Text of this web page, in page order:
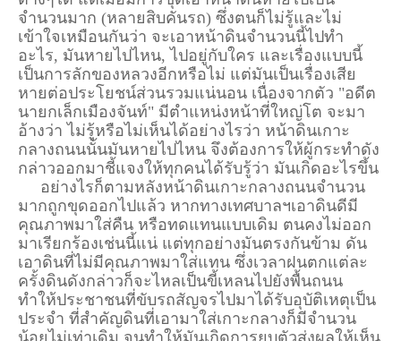
จำนวนมาก (หลายสิบคันรถ) ซึ่งตนก็ไม่รู้และไม่
เข้าใจเหมือนกันว่า จะเอาหน้าดินจำนวนนี้ไปทำ
อะไร, มันหายไปไหน, ไปอยู่กับใคร และเรื่องแบบนี้
เป็นการลักของหลวงอีกหรือไม่ แต่มันเป็นเรื่องเสีย
หายต่อประโยชน์ส่วนรวมแน่นอน เนื่องจากตัว "อดีต
นายกเล็กเมืองจันท์" มีตำแหน่งหน้าที่ใหญ่โต จะมา
อ้างว่า ไม่รู้หรือไม่เห็นได้อย่างไรว่า หน้าดินเกาะ
กลางถนนนั้นมันหายไปไหน จึงต้องการให้ผู้กระทำดัง
กล่าวออกมาชี้แจงให้ทุกคนได้รับรู้ว่า มันเกิดอะไรขึ้น
อย่างไรก็ตามหลังหน้าดินเกาะกลางถนนจำนวน
มากถูกขุดออกไปแล้ว หากทางเทศบาลฯเอาดินดีมี
คุณภาพมาใส่คืน หรือทดแทนแบบเดิม ตนคงไม่ออก
มาเรียกร้องเช่นนี้แน่ แต่ทุกอย่างมันตรงกันข้าม ดัน
เอาดินที่ไม่มีคุณภาพมาใส่แทน ซึ่งเวลาฝนตกแต่ละ
ครั้งดินดังกล่าวก็จะไหลเป็นขี้เหลนไปยังพื้นถนน
ทำให้ประชาชนที่ขับรถสัญจรไปมาได้รับอุบัติเหตุเป็น
ประจำ ที่สำคัญดินที่เอามาใส่เกาะกลางก็มีจำนวน